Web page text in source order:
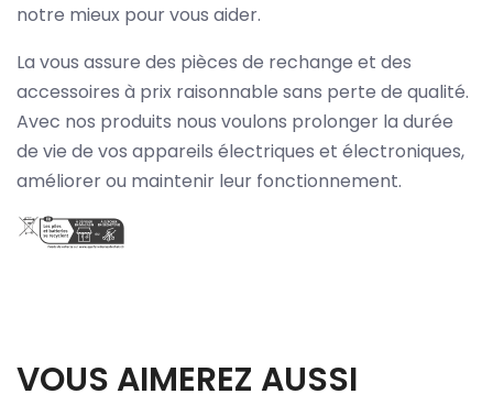
notre mieux pour vous aider.
La vous assure des pièces de rechange et des
accessoires à prix raisonnable sans perte de qualité.
Avec nos produits nous voulons prolonger la durée
de vie de vos appareils électriques et électroniques,
améliorer ou maintenir leur fonctionnement.
VOUS AIMEREZ AUSSI